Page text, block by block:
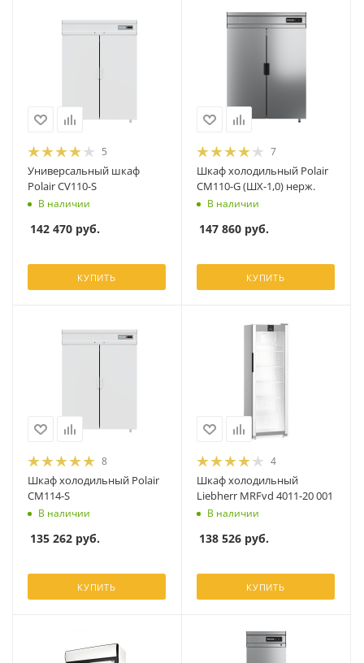
5
Универсальный шкаф
Polair CV110-S
В наличии
142 470 руб.
КУПИТЬ
7
Шкаф холодильный Polair
CM110-G (ШХ-1,0) нерж.
В наличии
147 860 руб.
КУПИТЬ
8
Шкаф холодильный Polair
CM114-S
В наличии
135 262 руб.
КУПИТЬ
4
Шкаф холодильный
Liebherr MRFvd 4011-20 001
В наличии
138 526 руб.
КУПИТЬ